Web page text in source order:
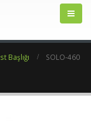
Başlığı SOLO-460